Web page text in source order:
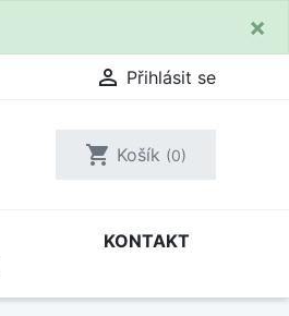
×
 Přihlásit se
shopping_cart Košík (0)
KONTAKT